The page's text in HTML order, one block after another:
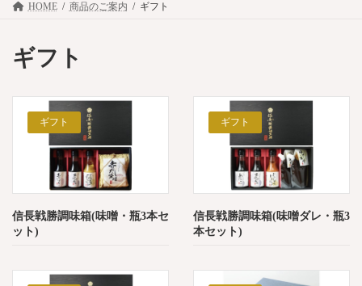
HOME 商品のご案内 ギフト
ギフト
ギフト
信長戦勝調味箱(味噌・瓶3本セ
ット)
ギフト
信長戦勝調味箱(味噌ダレ・瓶3
本セット)